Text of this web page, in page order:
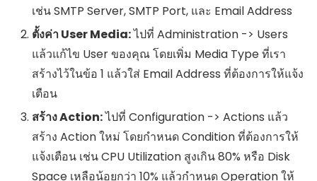
เช่น SMTP Server, SMTP Port, และ Email Address
ตั้งค่า User Media:ไปที่ Administration -> Users
แล้วแก้ไข User ของคุณ โดยเพิ่ม Media Type ที่เรา
สร้างไว้ในข้อ 1 แล้วใส่ Email Address ที่ต้องการให้แจ้ง
เตือน
สร้าง Action:ไปที่ Configuration -> Actions แล้ว
สร้าง Action ใหม่ โดยกำหนด Condition ที่ต้องการให้
แจ้งเตือน เช่น CPU Utilization สูงเกิน 80% หรือ Disk
Space เหลือน้อยกว่า 10% แล้วกำหนด Operation ให้